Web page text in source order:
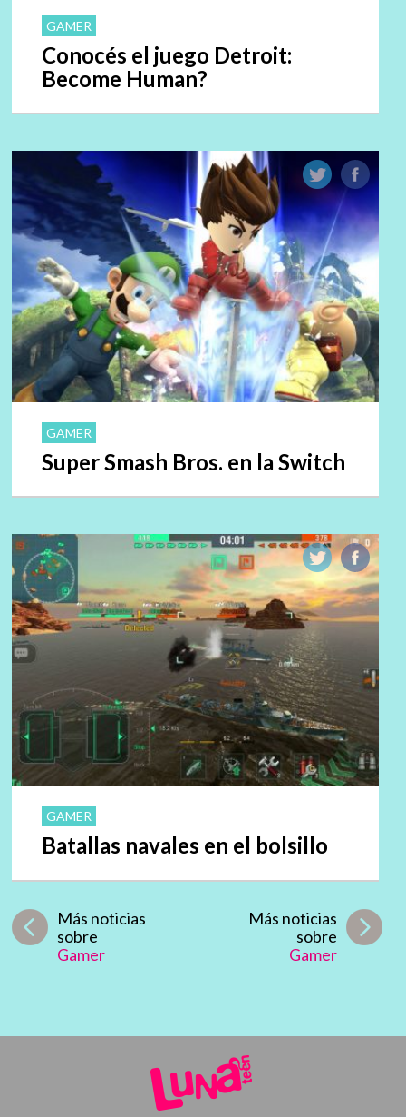
GAMER
Conocés el juego Detroit:
Become Human?
GAMER
Super Smash Bros. en la Switch
GAMER
Batallas navales en el bolsillo
Más noticias
sobre
Gamer
Más noticias
sobre
Gamer